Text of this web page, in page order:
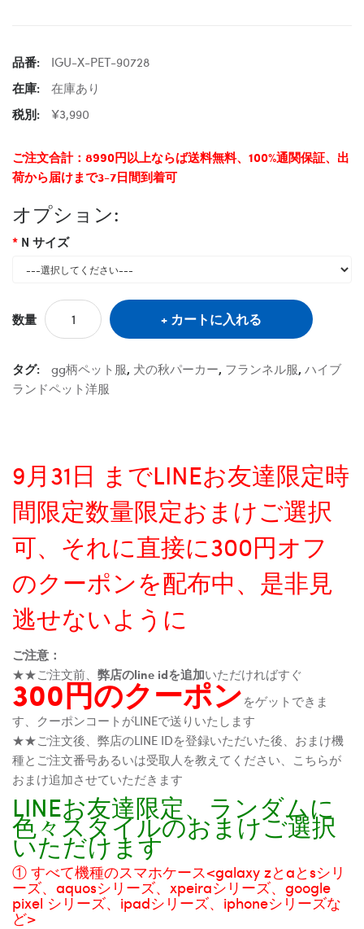
品番:
IGU-X-PET-90728
在庫:
在庫あり
税別:
¥3,990
ご注文合計：8990円以上ならば送料無料、100%通関保証、出
荷から届けまで3-7日間到着可
オプション:
N サイズ
数量 カートに入れる
タグ: gg柄ペット服, 犬の秋パーカー, フランネル服, ハイブ
ランドペット洋服
9月31日 までLINEお友達限定時
間限定数量限定おまけご選択
可、それに直接に300円オフ
のクーポンを配布中、是非見
逃せないように
ご注意：
★★ご注文前、 弊店のline idを追加いただければすぐ
300円のクーポンをゲットできま
す、クーポンコートがLINEで送りいたします
★★ご注文後、弊店のLINE IDを登録いただいた後、おまけ機
種とご注文番号あるいは受取人を教えてください、こちらが
おまけ追加させていただきます
LINEお友達限定、ランダムに
色々スタイルのおまけご選択
いただけます
① すべて機種のスマホケース<galaxy zとaとsシリ
ーズ、aquosシリーズ、xpeiraシリーズ、google
pixel シリーズ、ipadシリーズ、iphoneシリーズな
ど>